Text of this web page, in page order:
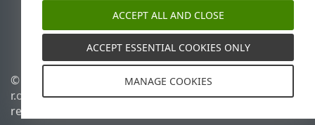
ESET Status Portal
Suporte regional
© 1992 - 2025 ESET, spol. s
r.o. - Todos os direitos
reservados.
Gerenciar cookies
Política de cookies
ACCEPT ALL AND CLOSE
ACCEPT ESSENTIAL COOKIES ONLY
MANAGE COOKIES